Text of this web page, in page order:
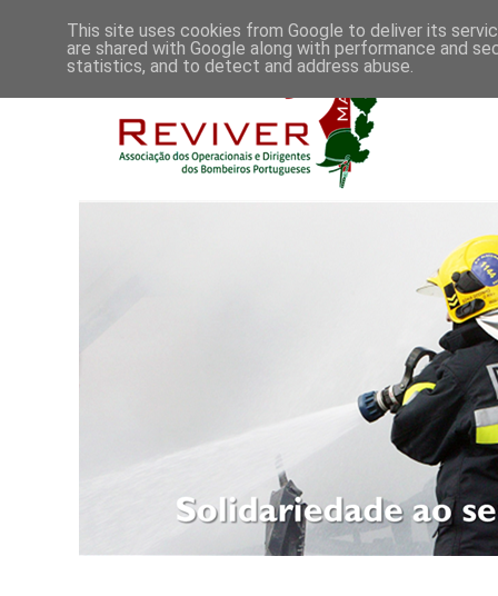
This site uses cookies from Google to deliver its
are shared with Google along with performance and
statistics, and to detect and address abuse.